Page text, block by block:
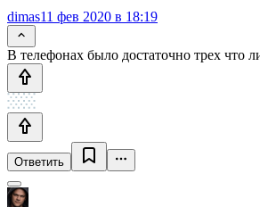
dimas11 фев 2020 в 18:19
В телефонах было достаточно трех что
Ответить